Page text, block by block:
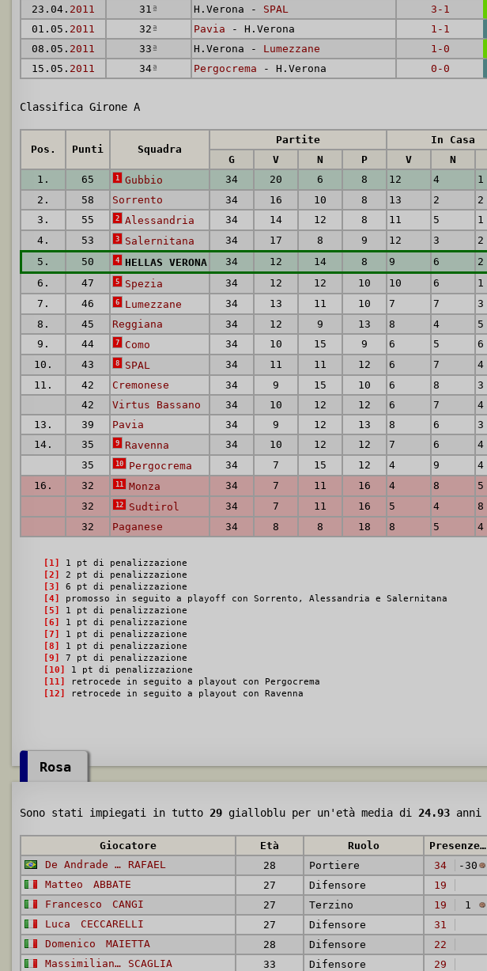
23.04. 2011 31 ª H.Verona - SPAL 3-1
01.05. 2011 32 ª Pavia - H.Verona 1-1
08.05. 2011 33 ª H.Verona - Lumezzane 1-0
15.05. 2011 34ª Pergocrema - H.Verona 0-0
Classifica Girone A
Pos. Punti Squadra
Partite In Casa
G
V N P V N
1.
65 1 Gubbio 34 20 6 8 12 4 1
2.
58 Sorrento 34 16 10 8 13 2 2
3.
55 2 Alessandria 34 14 12 8 11 5 1
4.
53 3 Salernitana 34 17 8 9 12 3 2
5.
50 4 HELLAS VERONA 34 12 14 8 9 6 2
6.
47 5 Spezia 34 12 12 10 10 6 1
7.
46 6 Lumezzane 34 13 11 10 7 7 3
8.
45 Reggiana 34 12 9 13 8 4 5
9.
44 7 Como 34 10 15 9 6 5 6
10.
43 8 SPAL 34 11 11 12 6 7 4
11.
42 Cremonese 34 9 15 10 6 8 3
42
Virtus Bassano 34 10 12 12 6 7 4
13.
39 Pavia 34 9 12 13 8 6 3
14.
35 9 Ravenna 34 10 12 12 7 6 4
35
10 Pergocrema 34 7 15 12 4 9 4
16.
32 11 Monza 34 7 11 16 4 8 5
32
12 Sudtirol 34 7 11 16 5 4 8
32
Paganese 34 8 8 18 8 5 4
[1]
1 pt di penalizzazione
[2]
2 pt di penalizzazione
[3]
6 pt di penalizzazione
[4]
promosso in seguito a playoff con Sorrento, Alessandria e Salernitana
[5]
1 pt di penalizzazione
[6]
1 pt di penalizzazione
[7]
1 pt di penalizzazione
[8]
1 pt di penalizzazione
[9]
7 pt di penalizzazione
[10]
1 pt di penalizzazione
[11]
retrocede in seguito a playout con Pergocrema
[12]
retrocede in seguito a playout con Ravenna
Rosa
Sono stati impiegati in tutto 29 gialloblu per un'età media di 24.93 anni
Giocatore Età Ruolo Presenze (reti)
De Andrade Bittencourt Pinheiro
RAFAEL 28 Portiere 34 -30
Matteo
ABBATE 27 Difensore 19
Francesco
CANGI 27 Terzino 19 1
Luca
CECCARELLI 27 Difensore 31
Domenico
MAIETTA 28 Difensore 22
Massimiliano
SCAGLIA 33 Difensore 29